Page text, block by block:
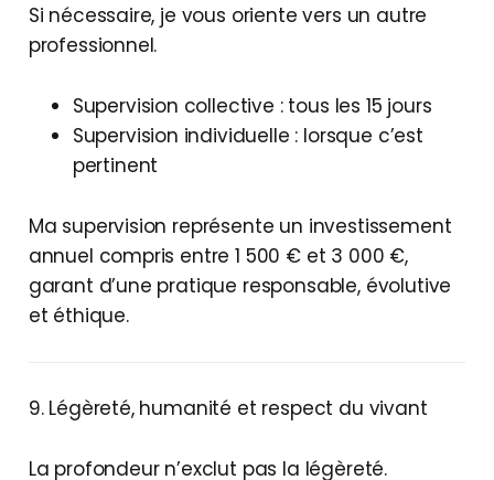
Si nécessaire, je vous oriente vers un autre
professionnel.
Supervision collective : tous les 15 jours
Supervision individuelle : lorsque c’est
pertinent
Ma supervision représente un investissement
annuel compris entre 1 500 € et 3 000 €,
garant d’une pratique responsable, évolutive
et éthique.
9. Légèreté, humanité et respect du vivant
La profondeur n’exclut pas la légèreté.